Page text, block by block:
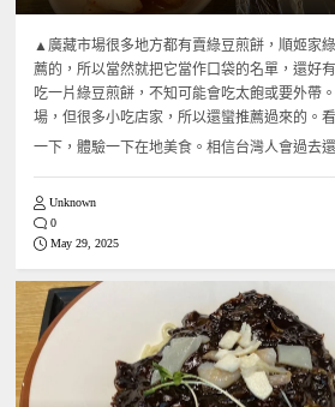
▲廣藏市場很多地方都有賣綠豆煎餅，順姬家
薦的，所以當然就把它當作口袋的名單，還好
吃一片綠豆煎餅，不知可能會吃太飽或要外帶
場，但很多小吃店家，所以還蠻推薦過來的。
一下，體驗一下在地美食。相信台灣人會過去
Unknown
0
May 29, 2025